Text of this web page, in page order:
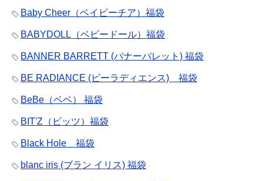
Baby Cheer（ベイビーチア）福袋
BABYDOLL（ベビードール）福袋
BANNER BARRETT (バナーバレット) 福袋
BE RADIANCE (ビーラディエンス) 福袋
BeBe（ベベ） 福袋
BIT'Z（ビッツ）福袋
Black Hole 福袋
blanc iris (ブラン イリス) 福袋